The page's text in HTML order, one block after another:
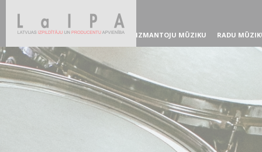
IZMANTOJU MŪZIKU RADU